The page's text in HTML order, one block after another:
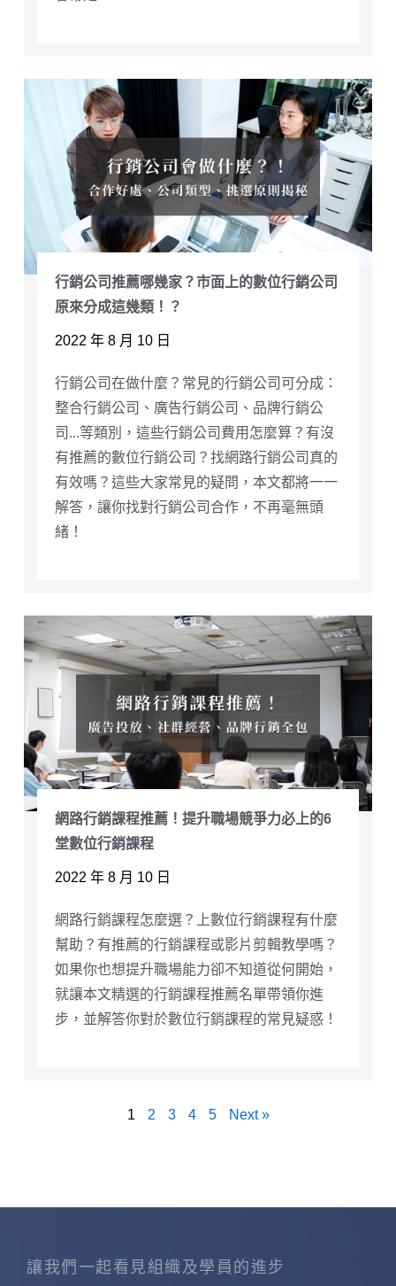
行銷公司推薦哪幾家？市面上的數位行銷公司
原來分成這幾類！？
2022 年 8 月 10 日
行銷公司在做什麼？常見的行銷公司可分成：
整合行銷公司、廣告行銷公司、品牌行銷公
司...等類別，這些行銷公司費用怎麼算？有沒
有推薦的數位行銷公司？找網路行銷公司真的
有效嗎？這些大家常見的疑問，本文都將一一
解答，讓你找對行銷公司合作，不再毫無頭
緒！
網路行銷課程推薦！提升職場競爭力必上的6
堂數位行銷課程
2022 年 8 月 10 日
網路行銷課程怎麼選？上數位行銷課程有什麼
幫助？有推薦的行銷課程或影片剪輯教學嗎？
如果你也想提升職場能力卻不知道從何開始，
就讓本文精選的行銷課程推薦名單帶領你進
步，並解答你對於數位行銷課程的常見疑惑！
1 2 3 4 5 Next »
讓我們一起看見組織及學員的進步